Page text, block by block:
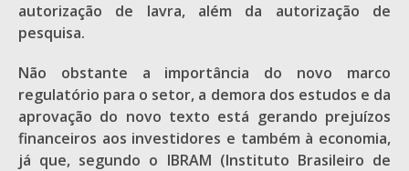
autorização de lavra, além da autorização de
pesquisa.
Não obstante a importância do novo marco
regulatório para o setor, a demora dos estudos e da
aprovação do novo texto está gerando prejuízos
financeiros aos investidores e também à economia,
já que, segundo o IBRAM (Instituto Brasileiro de